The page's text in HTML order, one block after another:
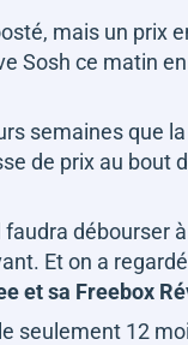
mais un prix
Sosh ce matin
semaines que
de prix au bout
faudra débourser
Et on a
et sa Freebox
seulement 12